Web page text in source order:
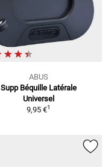
ABUS
Supp Béquille Latérale
Universel
9,95 €1